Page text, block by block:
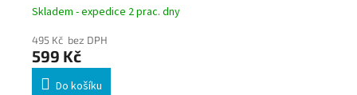
Skladem - expedice 2 prac. dny
495 Kč bez DPH
599 Kč
Do košíku